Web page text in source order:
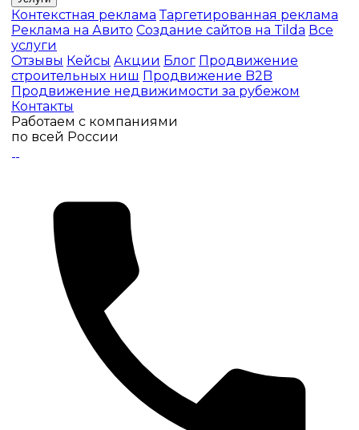
Контекстная реклама Таргетированная реклама
Реклама на Авито Создание сайтов на Tilda Все
услуги
Отзывы Кейсы Акции Блог Продвижение
строительных ниш Продвижение B2B
Продвижение недвижимости за рубежом
Контакты
Работаем с компаниями
по всей России